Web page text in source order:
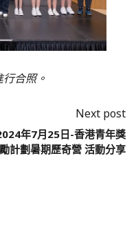
合照。
Next post
年7月25日-香港青年獎
勵計劃暑期歷奇營 活動分享